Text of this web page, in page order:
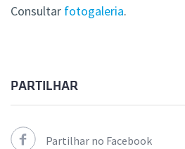
Consultar fotogaleria.
PARTILHAR
Partilhar no Facebook